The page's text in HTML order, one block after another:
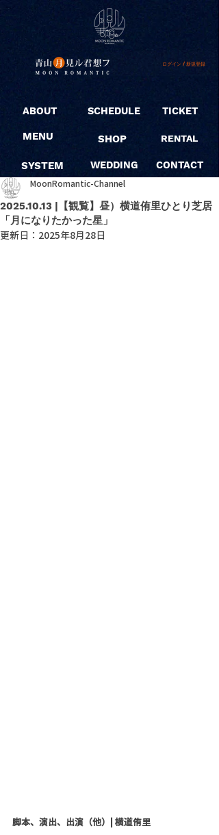
ログイン / 新規登録
ABOUT
MENU
SYSTEM
SCHEDULE
SHOP
WEDDING
TICKET
RENTAL
CONTACT
2025.10.13 |【観覧】昼）横道侑里ひとり芝居
「月になりたかった星」
MoonRomantic-Channel
更新日： 2025年8月28日
脚本、演出、出演（他）| 横道侑里